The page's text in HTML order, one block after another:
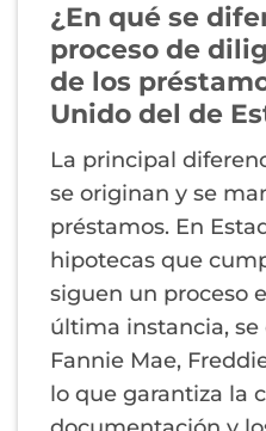
¿En qué se
proceso de
de los
Unido del de
La principal
se originan y se
préstamos. En
hipotecas que
siguen un proceso
última instancia, se
Fannie Mae,
lo que garantiza la